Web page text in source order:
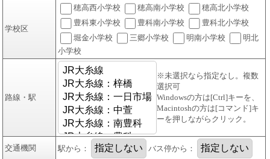
学校区
穂高西小学校 穂高南小学校
穂高北小学校
豊科東小学校
豊科南小学校
豊科北小学校
堀金小学校
三郷小学校 明南小学校
明北
小学校
路線・駅
※未選択なら指定なし。複数
選択可
Windowsの方は[Ctrl]キーを、
Macintoshの方は[コマンド]キ
ーを押しながらクリック。
交通機関 駅から： バス停から：